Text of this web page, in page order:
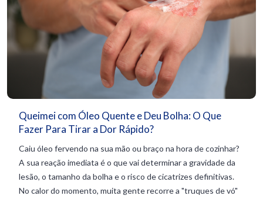
Queimei com Óleo Quente e Deu Bolha: O Que
Fazer Para Tirar a Dor Rápido?
Caiu óleo fervendo na sua mão ou braço na hora de cozinhar?
A sua reação imediata é o que vai determinar a gravidade da
lesão, o tamanho da bolha e o risco de cicatrizes definitivas.
No calor do momento, muita gente recorre a "truques de vó"